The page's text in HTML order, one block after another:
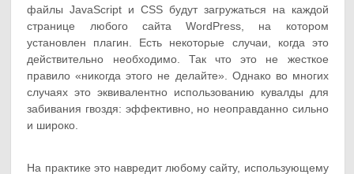
файлы JavaScript и CSS будут загружаться на каждой
странице любого сайта WordPress, на котором
установлен плагин. Есть некоторые случаи, когда это
действительно необходимо. Так что это не жесткое
правило «никогда этого не делайте». Однако во многих
случаях это эквивалентно использованию кувалды для
забивания гвоздя: эффективно, но неоправданно сильно
и широко.
На практике это навредит любому сайту, использующему